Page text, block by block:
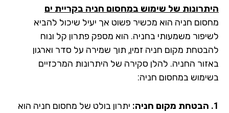
של שימוש במחסום חניה בקריית ים
חניה הוא מכשיר פשוט אך יעיל שיכול להביא
משמעותי בחניה. הוא מספק פתרון קל ונוח
מקום חניה זמין, תוך שמירה על סדר וארגון
החניה. להלן סקירה של היתרונות המרכזיים
במחסום חניה:
יתרון בולט של מחסום חניה הוא